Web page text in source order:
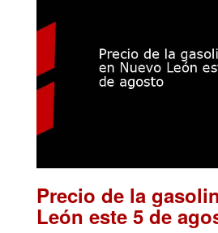
Precio de la
León este 5 de